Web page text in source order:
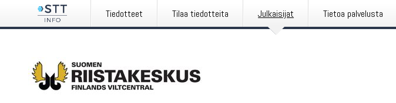
Tiedotteet Tilaa tiedotteita Julkaisijat Tietoa palvelusta